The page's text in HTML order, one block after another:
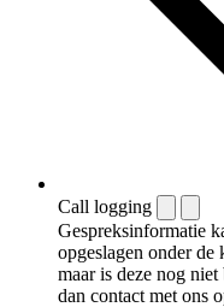
Call logging
Gespreksinformatie
opgeslagen onder
maar is deze nog
dan contact met ons